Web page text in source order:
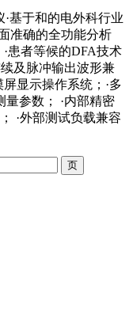
·基于和的电外科行业
准确的全功能分析
患者等候的DFA技术
及脉冲输出波形兼
显示操作系统；·多
量参数； ·内部精密
·外部测试负载兼容